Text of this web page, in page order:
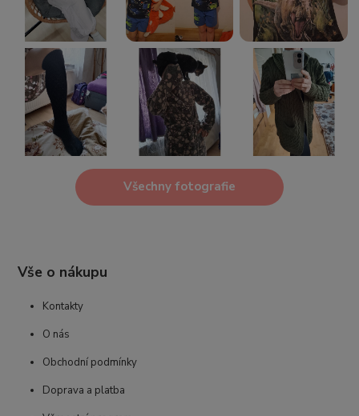
Všechny fotografie
Vše o nákupu
Kontakty
O nás
Obchodní podmínky
Doprava a platba